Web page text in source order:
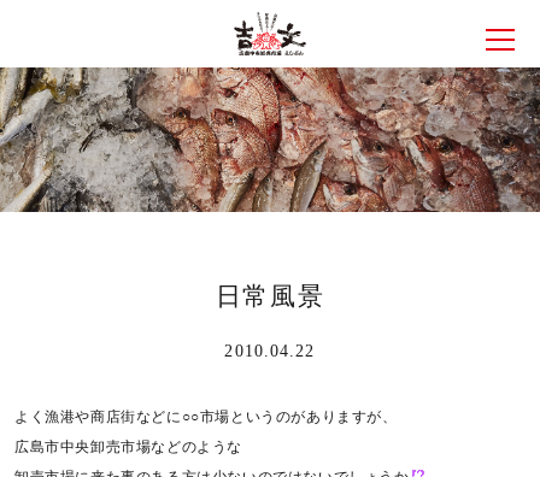
メニ
日常風景
2010.04.22
よく漁港や商店街などに○○市場というのがありますが、
広島市中央卸売市場などのような